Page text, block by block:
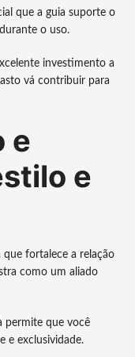
que a guia suporte o
o uso.
investimento a
vá contribuir para
e
e
fortalece a relação
como um aliado
permite que você
e exclusividade.